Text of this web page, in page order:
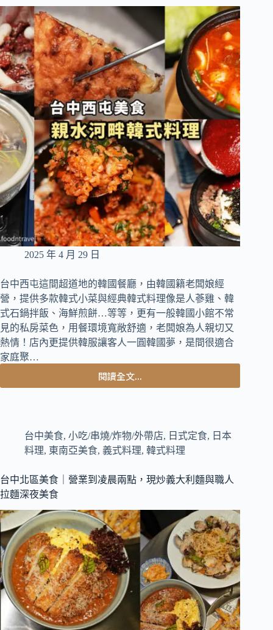
烤
肉
始
祖
原
來
在
這
裡，
深
受
住
戶
喜
愛
的
大
份
量
平
韓
式
料
理
還
有
菜
免
費
2025 年 4 月 29 日
台中西屯這間超道地的韓國餐廳，由韓國籍老闆娘經
營，提供多款韓式小菜與經典韓式料理像是人蔘雞、韓
式石鍋拌飯、海鮮煎餅…等等，更有一般韓國小館不常
見的私房菜色，用餐環境寬敞舒適，老闆娘為人親切又
熱情！店內更提供韓服讓客人一圓韓國夢，是間很適合
家庭聚…
閱讀全文...
台
美
食
｜
國
闆
娘
經
營
的
道
地
韓
台中美食, 小吃/串燒/炸物/外帶店, 日式定食, 日本
料理, 東南亞美食, 義式料理, 韓式料理
台中北區美食｜營業到凌晨兩點，現炒義大利麵與職人
拉麵深夜美食